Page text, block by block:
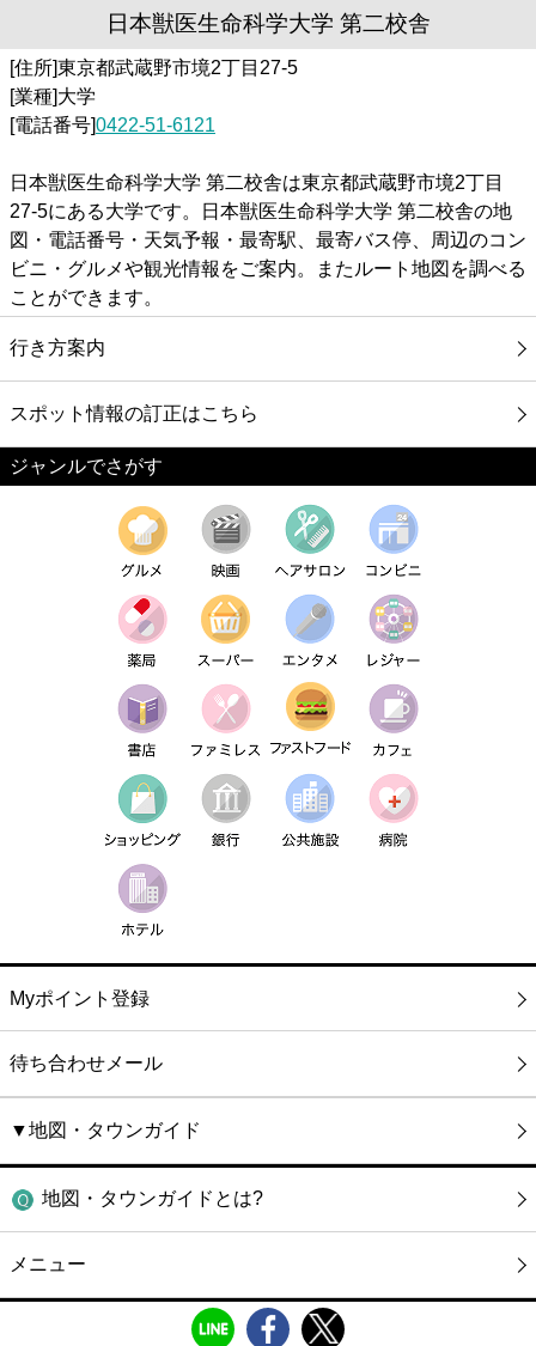
日本獣医生命科学大学 第二校舎
[住所]東京都武蔵野市境2丁目27-5
[業種]大学
[電話番号]0422-51-6121
日本獣医生命科学大学 第二校舎は東京都武蔵野市境2丁目
27-5にある大学です。日本獣医生命科学大学 第二校舎の地
図・電話番号・天気予報・最寄駅、最寄バス停、周辺のコン
ビニ・グルメや観光情報をご案内。またルート地図を調べる
ことができます。
行き方案内
スポット情報の訂正はこちら
ジャンルでさがす
Myポイント登録
待ち合わせメール
▼地図・タウンガイド
地図・タウンガイドとは?
メニュー